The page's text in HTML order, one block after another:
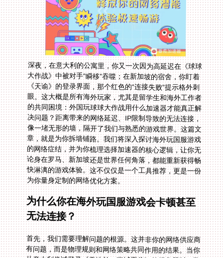
深夜，在意大利的公寓里，你又一次因为高延迟在《球球
大作战》中被对手“瞬移”吞噬；在新加坡的宿舍，你盯着
《天谕》的登录界面，那个红色的“连接失败”提示格外刺
眼。这大概是所有海外玩家，尤其是留学生和海外工作者
的共同困境：外国玩球球大作战用什么加速器才能真正解
决问题？距离带来的网络延迟、IP限制导致的无法连接，
像一堵无形的墙，隔开了我们与熟悉的游戏世界。这篇文
章，就是为你拆墙铺路。我们将深入探讨海外玩国服游戏
的网络症结，并为你梳理选择加速器的核心逻辑，让你无
论身在罗马、新加坡还是世界任何角落，都能重新获得畅
快淋漓的游戏体验。这不仅仅是一个工具推荐，更是一份
为你量身定制的网络优化方案。
为什么你在海外玩国服游戏会卡顿甚至
无法连接？
首先，我们需要理解问题的根源。这并非你的网络供应商
有问题，而是物理规则和网络策略共同作用的结果。当你
从意大利尝试登录《天地劫：幽城再临》的服务器时，数
据包需要穿越整个欧亚大陆，经过无数个网络节点，漫长
的物理距离必然导致延迟飙升，这就是我们常说的“高
ping”。更棘手的是“IP封锁”，许多国服游戏会检测并限制
海外IP访问，以防止运营风险，这就直接导致了“在新加
坡打不开天谕怎么办”这样的难题。普通的VPN或许能解
决IP问题，但往往对游戏数据包的优化无能为力，甚至可